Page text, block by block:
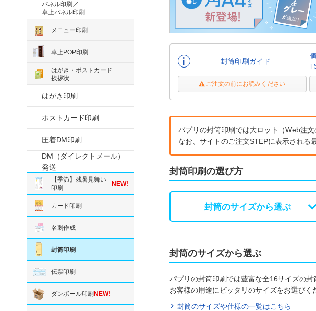
封筒印刷ガイド
ご注文の前にお読みください
パプリの封筒印刷では大ロット（Web注
なお、サイトのご注文STEPに表示される
封筒印刷の選び方
封筒のサイズから選ぶ
封筒のサイズから選ぶ
パプリの封筒印刷では豊富な全16サイズの
お客様の用途にピッタリのサイズをお選びく
封筒のサイズや仕様の一覧はこちら
パネル印刷／
卓上パネル印刷
メニュー印刷
卓上POP印刷
はがき・ポストカード
挨拶状
はがき印刷
ポストカード印刷
圧着DM印刷
DM（ダイレクトメール）
発送
【季節】残暑見舞い
印刷
NEW!
カード印刷
名刺作成
封筒印刷
伝票印刷
ダンボール印刷NEW!